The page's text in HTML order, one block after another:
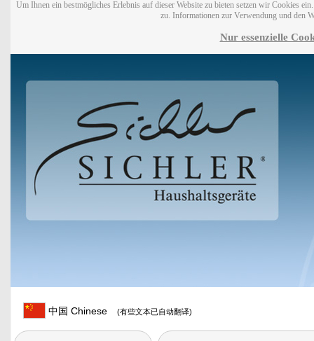
Um Ihnen ein bestmögliches Erlebnis auf dieser Website zu bieten setzen wir Cookies
zu. Informationen zur Verwendung und den
Nur essenzielle
中国 Chinese (有些文本已自动翻译)